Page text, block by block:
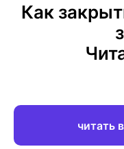
Как
читать